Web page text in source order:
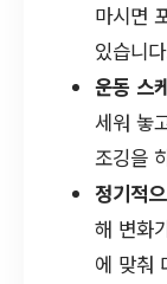
마시면
있습니
운동 스
세워 놓
조깅을
정기적
해 변화
에 맞춰